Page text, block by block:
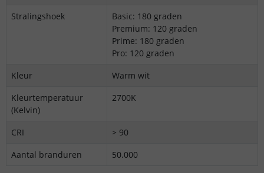
Stralingshoek
Basic: 180 graden
Premium: 120 graden
Prime: 180 graden
Pro: 120 graden
Kleur
Warm wit
Kleurtemperatuur
(Kelvin)
2700K
CRI
> 90
Aantal branduren
50.000